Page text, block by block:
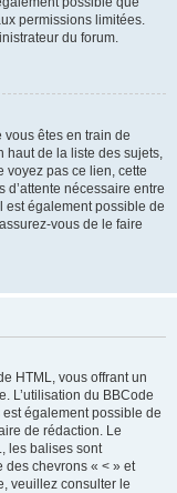
permissions limitées.
du forum.
êtes en train de
haut de la liste des sujets,
voyez pas ce lien, cette
nécessaire entre
est également possible de
vous de le faire
HTML, vous offrant un
L’utilisation du BBCode
également possible de
de rédaction. Le
les balises sont
des chevrons « < » et
veuillez consulter le